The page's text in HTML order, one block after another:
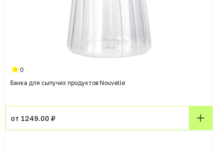
0
Банка для сыпучих продуктов Nouvelle
от 1249.00 ₽